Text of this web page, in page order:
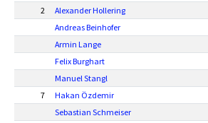
2
Alexander Hollering
Andreas Beinhofer
Armin Lange
Felix Burghart
Manuel Stangl
7
Hakan Özdemir
Sebastian Schmeiser